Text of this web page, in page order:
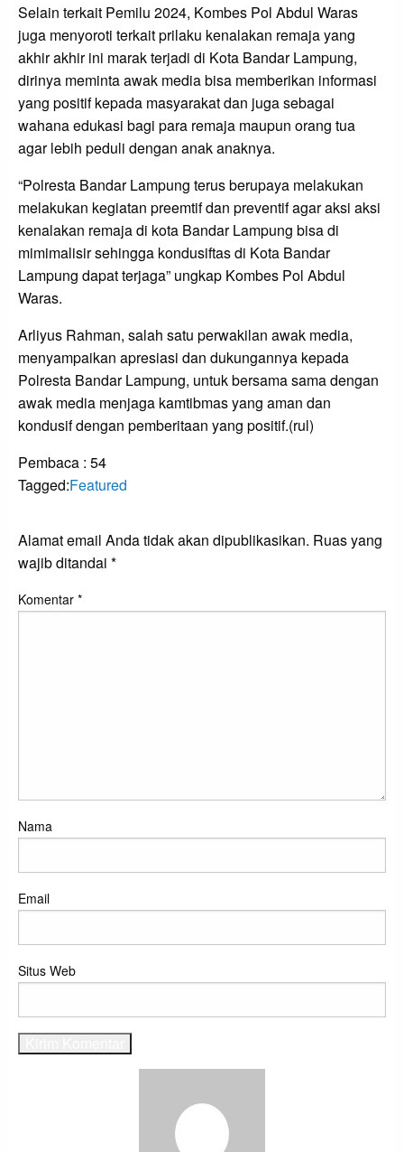
Selain terkait Pemilu 2024, Kombes Pol Abdul Waras
juga menyoroti terkait prilaku kenalakan remaja yang
akhir akhir ini marak terjadi di Kota Bandar Lampung,
dirinya meminta awak media bisa memberikan informasi
yang positif kepada masyarakat dan juga sebagai
wahana edukasi bagi para remaja maupun orang tua
agar lebih peduli dengan anak anaknya.
“Polresta Bandar Lampung terus berupaya melakukan
melakukan kegiatan preemtif dan preventif agar aksi aksi
kenalakan remaja di kota Bandar Lampung bisa di
mimimalisir sehingga kondusiftas di Kota Bandar
Lampung dapat terjaga” ungkap Kombes Pol Abdul
Waras.
Arliyus Rahman, salah satu perwakilan awak media,
menyampaikan apresiasi dan dukungannya kepada
Polresta Bandar Lampung, untuk bersama sama dengan
awak media menjaga kamtibmas yang aman dan
kondusif dengan pemberitaan yang positif.(rul)
Pembaca : 54
Tagged:Featured
Alamat email Anda tidak akan dipublikasikan. Ruas yang
wajib ditandai *
Komentar *
Nama
Email
Situs Web